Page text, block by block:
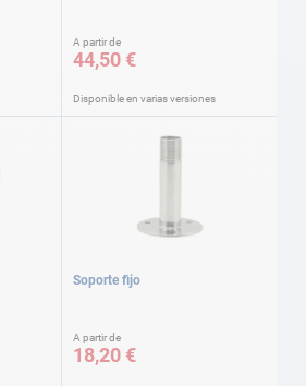
A partir de
44,50 €
Disponible en varias versiones
Soporte fijo
A partir de
18,20 €